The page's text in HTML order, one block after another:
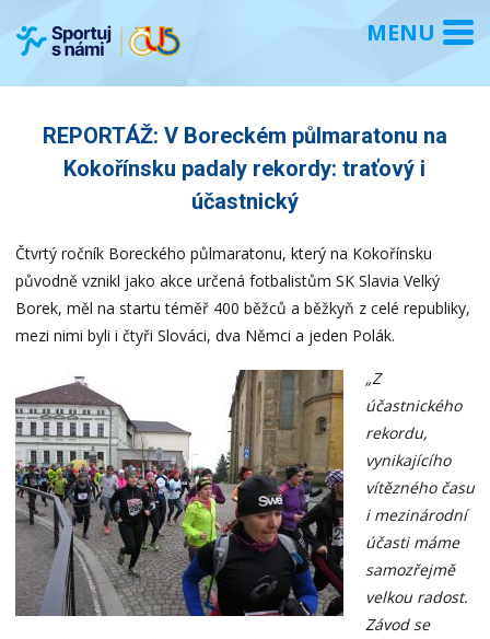
REPORTÁŽ: V Boreckém půlmaratonu na
Kokořínsku padaly rekordy: traťový i
účastnický
Čtvrtý ročník Boreckého půlmaratonu, který na Kokořínsku
původně vznikl jako akce určená fotbalistům SK Slavia Velký
Borek, měl na startu téměř 400 běžců a běžkyň z celé republiky,
mezi nimi byli i čtyři Slováci, dva Němci a jeden Polák.
„Z
účastnického
rekordu,
vynikajícího
vítězného času
i mezinárodní
účasti máme
samozřejmě
velkou radost.
Závod se